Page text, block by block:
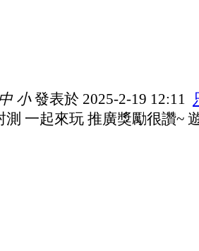
中 小發表於 2025-2-19 12:11
測 一起來玩 推廣獎勵很讚~